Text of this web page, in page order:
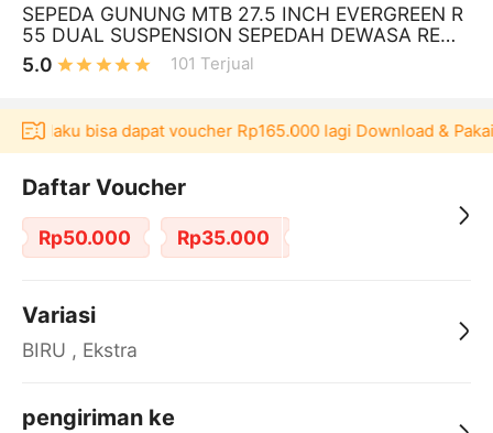
SEPEDA GUNUNG MTB 27.5 INCH EVERGREEN R
55 DUAL SUSPENSION SEPEDAH DEWASA REMA
JA MURAH BEST SELLER GARANSI RESMI
5.0 101 Terjual
bisa dapat voucher Rp165.000 lagi Download & Pakai
Daftar Voucher
Rp50.000 Rp35.000
Variasi
BIRU , Ekstra
pengiriman ke